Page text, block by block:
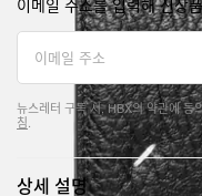
이메일 주소를 입력해 신상
뉴스레터 구독 시, HBX의 약관에 동
침
상세 설명